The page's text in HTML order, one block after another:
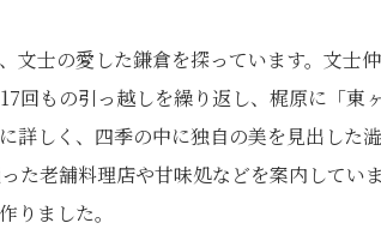
文士の愛した鎌倉を探っています。文士
回もの引っ越しを繰り返し、梶原に「東
詳しく、四季の中に独自の美を見出した
老舗料理店や甘味処などを案内してい
りました。